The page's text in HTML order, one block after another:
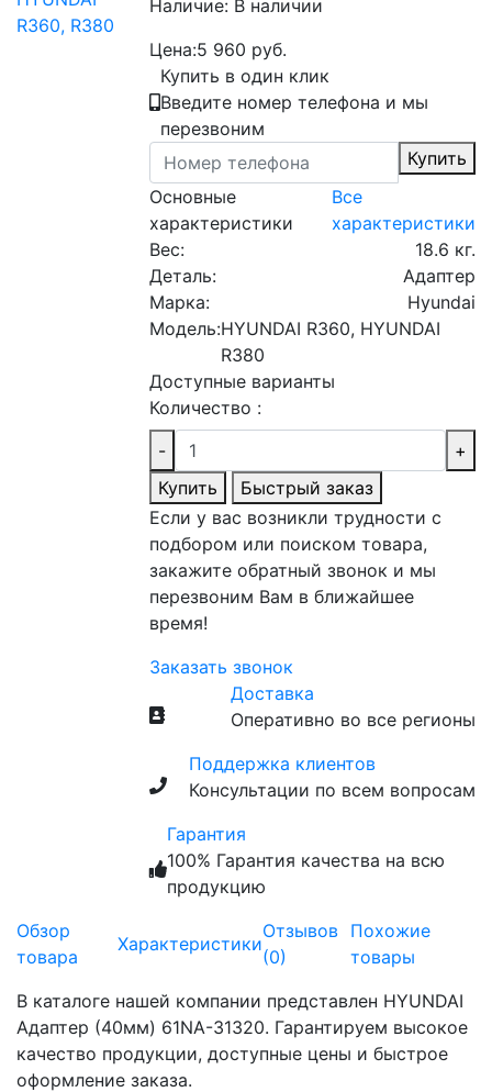
Наличие: В наличии
Цена:5 960 руб.
Купить в один клик
Введите номер телефона и мы
перезвоним
Купить
Основные
характеристики
Все
характеристики
Вес:
18.6 кг.
Деталь:
Адаптер
Марка:
Hyundai
Модель:HYUNDAI R360, HYUNDAI
R380
Доступные варианты
Количество :
-
+
Купить
Быстрый заказ
Если у вас возникли трудности с
подбором или поиском товара,
закажите обратный звонок и мы
перезвоним Вам в ближайшее
время!
Заказать звонок
Доставка
Оперативно во все регионы
Поддержка клиентов
Консультации по всем вопросам
Гарантия
100% Гарантия качества на всю
продукцию
Обзор
товара
Характеристики
Отзывов
(0)
Похожие
товары
В каталоге нашей компании представлен HYUNDAI
Адаптер (40мм) 61NA-31320. Гарантируем высокое
качество продукции, доступные цены и быстрое
оформление заказа.